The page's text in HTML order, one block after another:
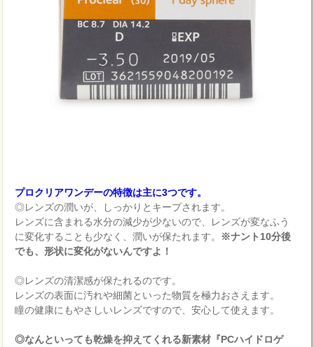
プロクリアワンデーの特徴は主に3つです。
◎レンズの潤いが、しっかりとキープされます。
レンズに含まれる水分の減少が少ないので、レンズが変なふう
に変化することも少なく、潤いが保たれます。 ※ナント10分後
でも、形状に変化がないんですよ！
◎レンズの清潔感が保たれるのです。
レンズの表面に汚れや細菌といった物質を極力おさえます。
瞳の健康にもやさしいレンズですので、安心して使えます。
◎なんといっても乾燥を抑えてくれる新素材『PCハイドロゲ